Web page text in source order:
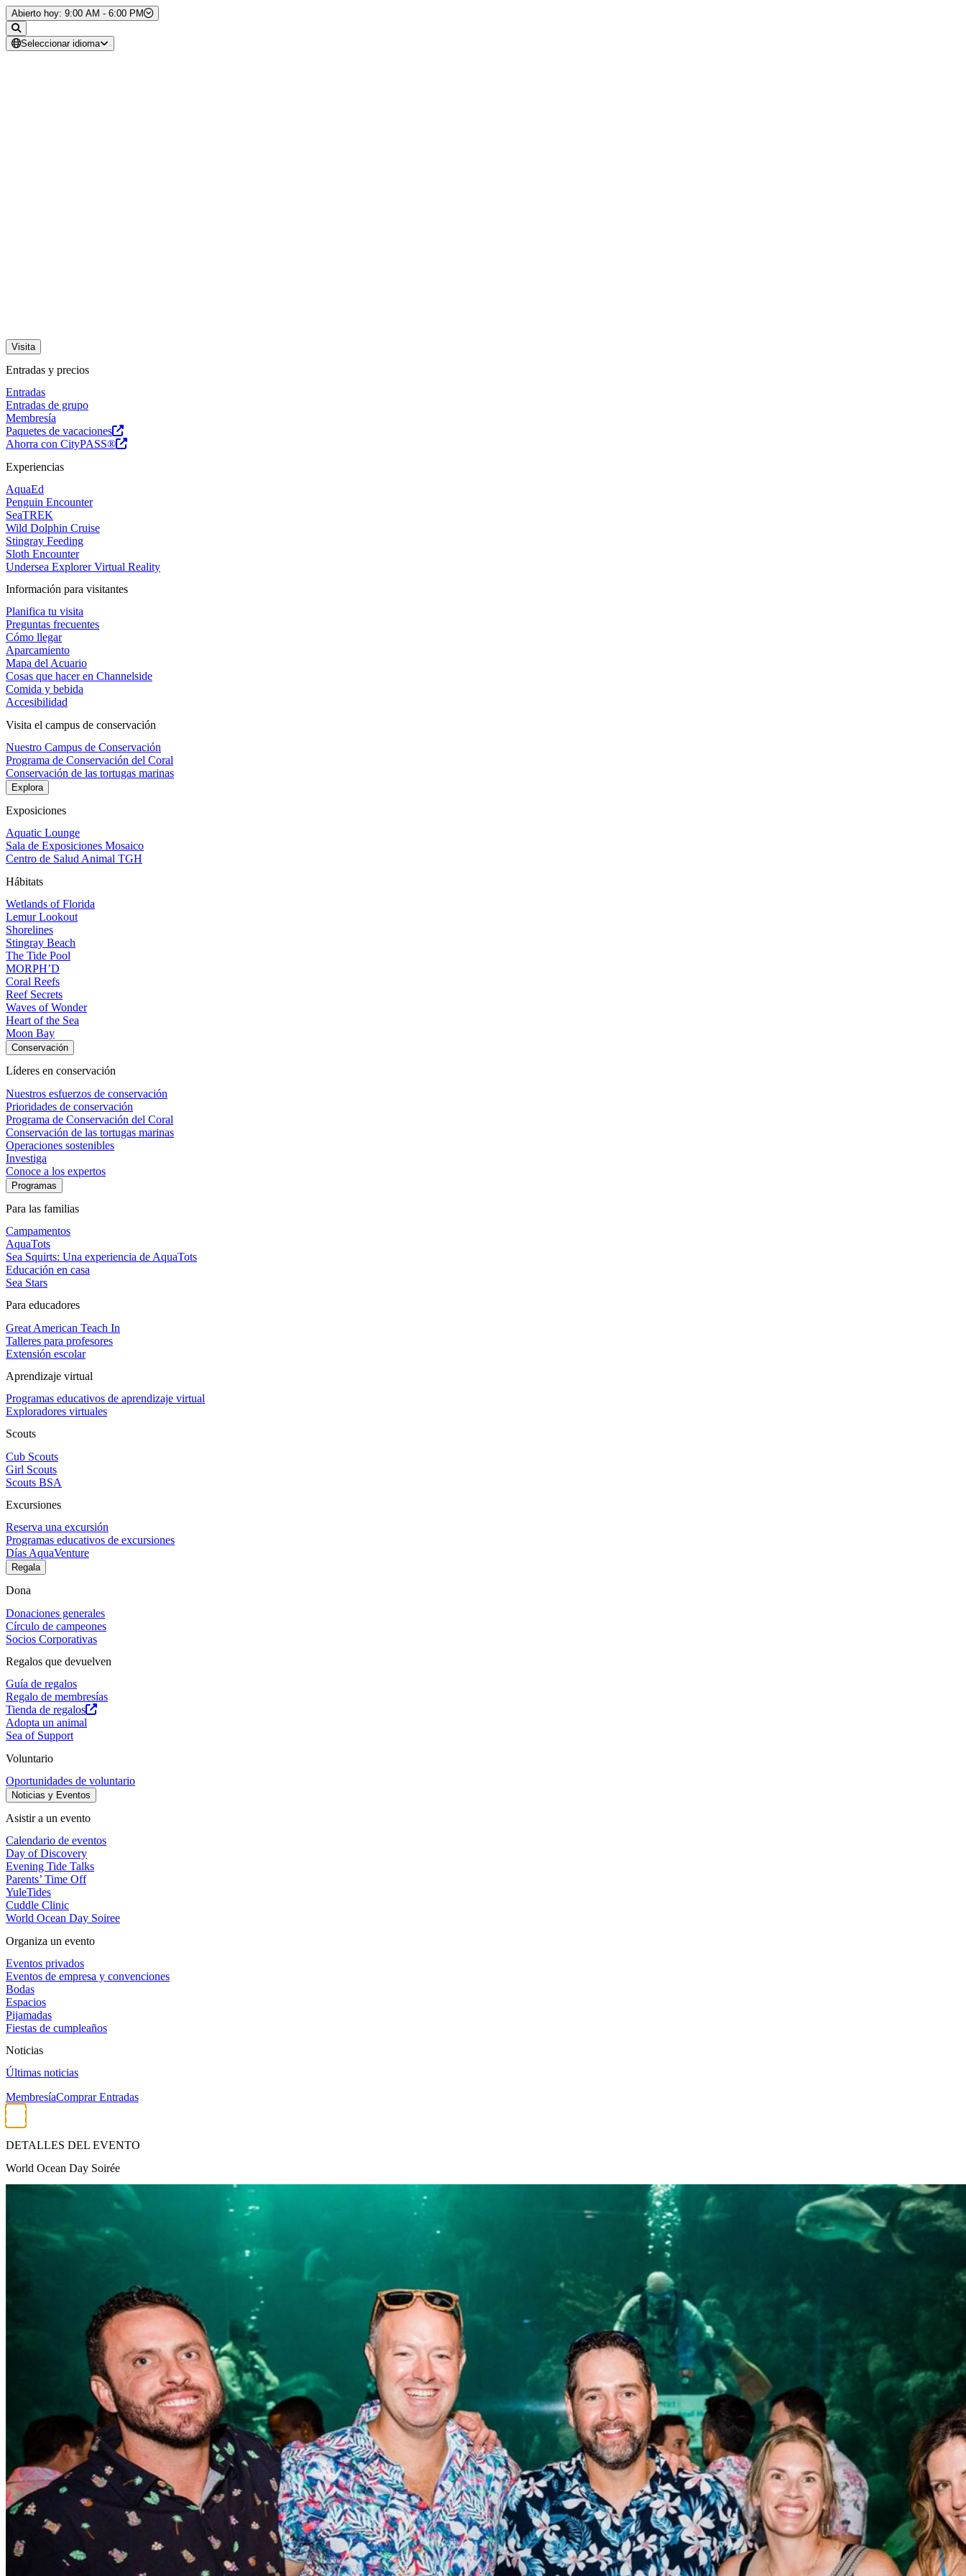
Saltar al contenido
Abierto hoy: 9:00 AM - 6:00 PM
Seleccionar idioma
Visita
Entradas y precios
Entradas
Entradas de grupo
Membresía
Paquetes de vacaciones
Ahorra con CityPASS®
Experiencias
AquaEd
Penguin Encounter
SeaTREK
Wild Dolphin Cruise
Stingray Feeding
Sloth Encounter
Undersea Explorer Virtual Reality
Información para visitantes
Planifica tu visita
Preguntas frecuentes
Cómo llegar
Aparcamiento
Mapa del Acuario
Cosas que hacer en Channelside
Comida y bebida
Accesibilidad
Visita el campus de conservación
Nuestro Campus de Conservación
Programa de Conservación del Coral
Conservación de las tortugas marinas
Explora
Exposiciones
Aquatic Lounge
Sala de Exposiciones Mosaico
Centro de Salud Animal TGH
Hábitats
Wetlands of Florida
Lemur Lookout
Shorelines
Stingray Beach
The Tide Pool
MORPH’D
Coral Reefs
Reef Secrets
Waves of Wonder
Heart of the Sea
Moon Bay
Conservación
Líderes en conservación
Nuestros esfuerzos de conservación
Prioridades de conservación
Programa de Conservación del Coral
Conservación de las tortugas marinas
Operaciones sostenibles
Investiga
Conoce a los expertos
Programas
Para las familias
Campamentos
AquaTots
Sea Squirts: Una experiencia de AquaTots
Educación en casa
Sea Stars
Para educadores
Great American Teach In
Talleres para profesores
Extensión escolar
Aprendizaje virtual
Programas educativos de aprendizaje virtual
Exploradores virtuales
Scouts
Cub Scouts
Girl Scouts
Scouts BSA
Excursiones
Reserva una excursión
Programas educativos de excursiones
Días AquaVenture
Regala
Dona
Donaciones generales
Círculo de campeones
Socios Corporativas
Regalos que devuelven
Guía de regalos
Regalo de membresías
Tienda de regalos
Adopta un animal
Sea of Support
Voluntario
Oportunidades de voluntario
Noticias y Eventos
Asistir a un evento
Calendario de eventos
Day of Discovery
Evening Tide Talks
Parents’ Time Off
YuleTides
Cuddle Clinic
World Ocean Day Soiree
Organiza un evento
Eventos privados
Eventos de empresa y convenciones
Bodas
Espacios
Pijamadas
Fiestas de cumpleaños
Noticias
Últimas noticias
MembresíaComprar Entradas
DETALLES DEL EVENTO
World Ocean Day Soirée